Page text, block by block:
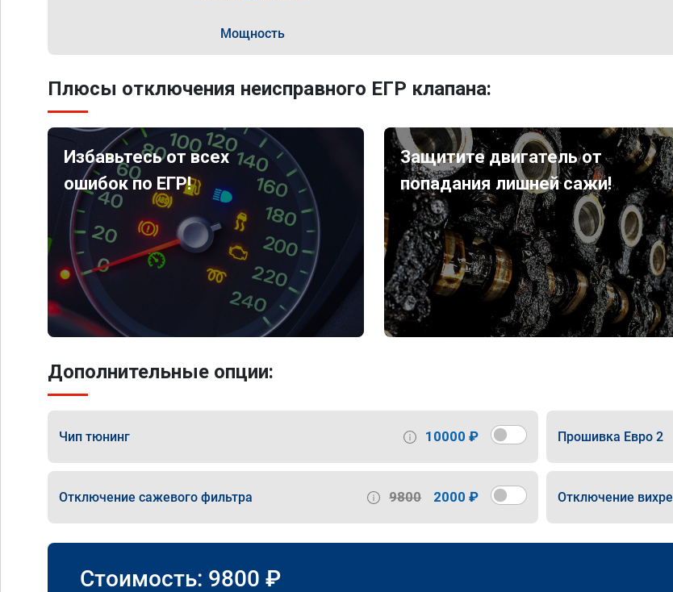
Мощность
Плюсы отключения неисправного ЕГР клапана:
Избавьтесь от всех
ошибок по ЕГР!
Защитите двигатель от
попадания лишней сажи!
Дополнительные опции:
Чип тюнинг 10000 ₽ Прошивка Евро 2
Отключение сажевого фильтра 9800 2000 ₽ Отключение
Стоимость: 9800 ₽